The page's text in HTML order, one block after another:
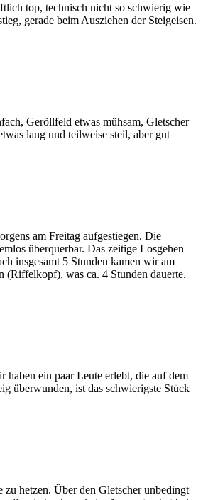
top, technisch nicht so schwierig wie
gerade beim Ausziehen der Steigeisen.
Geröllfeld etwas mühsam, Gletscher
lang und teilweise steil, aber gut
am Freitag aufgestiegen. Die
überquerbar. Das zeitige Losgehen
insgesamt 5 Stunden kamen wir am
(Riffelkopf), was ca. 4 Stunden dauerte.
haben ein paar Leute erlebt, die auf dem
überwunden, ist das schwierigste Stück
hetzen. Über den Gletscher unbedingt